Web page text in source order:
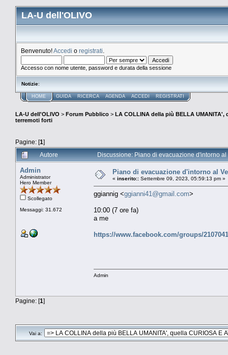
LA-U dell'OLIVO
Benvenuto!Accedi o registrati
Accesso con nome utente, password e durata della sessione
Notizie:
HOME GUIDA RICERCA AGENDA ACCEDI REGISTRATI
LA-U dell'OLIVO > Forum Pubblico > LA COLLINA della più BELLA UMANITA',
terremoti forti
Pagine: [1]
Autore
Discussione: Piano di evacuazione d'intorno
Admin
Administrator
Hero Member
Scollegato
Messaggi: 31.672
Piano di evacuazione d'intorno al
« inserito:: Settembre 09, 2023, 05:59:13 pm »
ggiannig <ggianni41@gmail.com>
10:00 (7 ore fa)
a me
https://www.facebook.com/groups/
Admin
Pagine: [1]
Vai a: